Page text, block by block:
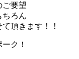
ご要望
ちろん
頂きます！！
ク！